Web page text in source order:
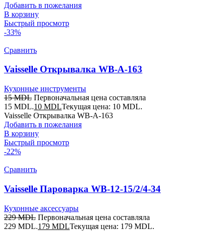
Добавить в пожелания
В корзину
Быстрый просмотр
-33%
Сравнить
Vaisselle Открывалка WB-A-163
Кухонные инструменты
15MDL Первоначальная цена составляла
15 MDL.10 MDLТекущая цена: 10 MDL.
Vaisselle Открывалка WB-A-163
Добавить в пожелания
В корзину
Быстрый просмотр
-22%
Сравнить
Vaisselle Пароварка WB-12-15/2/4-34
Кухонные аксессуары
229MDL Первоначальная цена составляла
229 MDL.179 MDLТекущая цена: 179 MDL.